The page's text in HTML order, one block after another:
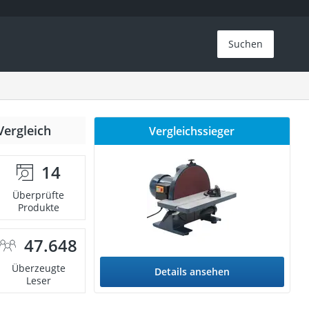
Suchen
14
Überprüfte
Produkte
47.648
Überzeugte
Leser
Vergleichssieger
Details ansehen